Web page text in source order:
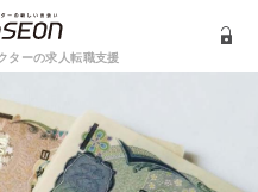
ターの求人転職支援